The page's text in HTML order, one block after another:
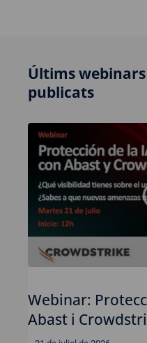
Últims
publicats
Webinar:
Abast i